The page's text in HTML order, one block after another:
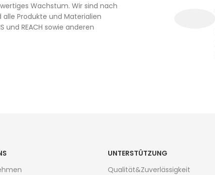
Wachstum. Wir sind nach
alle Produkte und Materialien
und REACH sowie anderen
UNTERSTÜTZUNG
Qualität&Zuverlässigkeit